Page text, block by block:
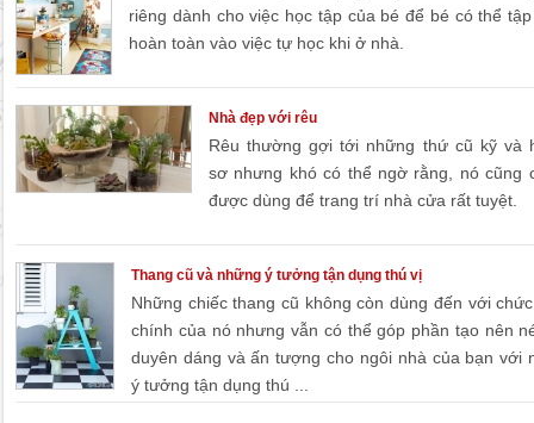
riêng dành cho việc học tập của bé để bé có thể
hoàn toàn vào việc tự học khi ở nhà.
Nhà đẹp với rêu
Rêu thường gợi tới những thứ cũ kỹ và
sơ nhưng khó có thể ngờ rằng, nó cũng
được dùng để trang trí nhà cửa rất tuyệt.
Thang cũ và những ý tưởng tận dụng thú vị
Những chiếc thang cũ không còn dùng đến với
chính của nó nhưng vẫn có thể góp phần tạo nên
duyên dáng và ấn tượng cho ngôi nhà của bạn với
ý tưởng tận dụng thú ...